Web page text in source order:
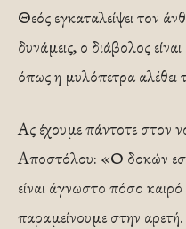
Θεός εγκαταλείψει τον
δυνάμεις, ο διάβολος
όπως η μυλόπετρα αλέθει
Ας έχουμε πάντοτε στον
Αποστόλου: «Ο δοκών
είναι άγνωστο πόσο
παραμείνουμε στην